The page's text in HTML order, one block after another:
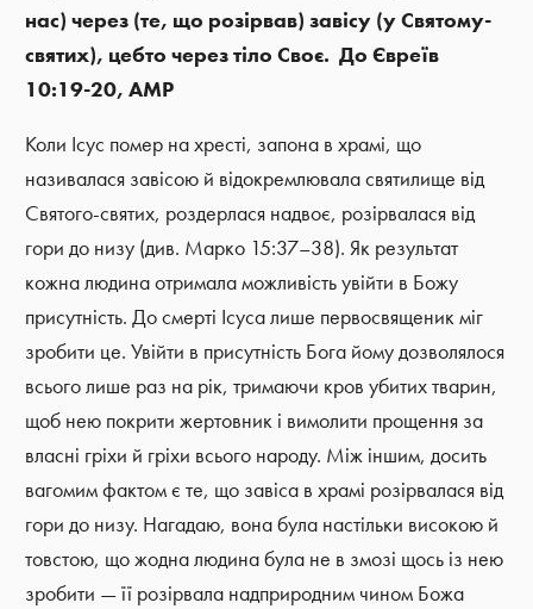
нас) через (те, що розірвав) завісу (у Святому-
святих), цебто через тіло Своє. До Євреїв
10:19-20, АМР
Коли Ісус помер на хресті, запона в храмі, що
називалася завісою й відокремлювала святилище від
Святого-святих, роздерлася надвоє, розірвалася від
гори до низу (див. Марко 15:37–38). Як результат
кожна людина отримала можливість увійти в Божу
присутність. До смерті Ісуса лише первосвященик міг
зробити це. Увійти в присутність Бога йому дозволялося
всього лише раз на рік, тримаючи кров убитих тварин,
щоб нею покрити жертовник і вимолити прощення за
власні гріхи й гріхи всього народу. Між іншим, досить
вагомим фактом є те, що завіса в храмі розірвалася від
гори до низу. Нагадаю, вона була настільки високою й
товстою, що жодна людина була не в змозі щось із нею
зробити — її розірвала надприродним чином Божа